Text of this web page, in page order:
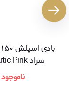
سراد Narqutic Pink
ناموجود